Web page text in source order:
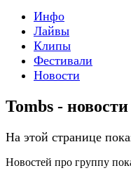
Инфо
Лайвы
Клипы
Фестивали
Новости
Tombs - новости
На этой странице
Новостей про группу